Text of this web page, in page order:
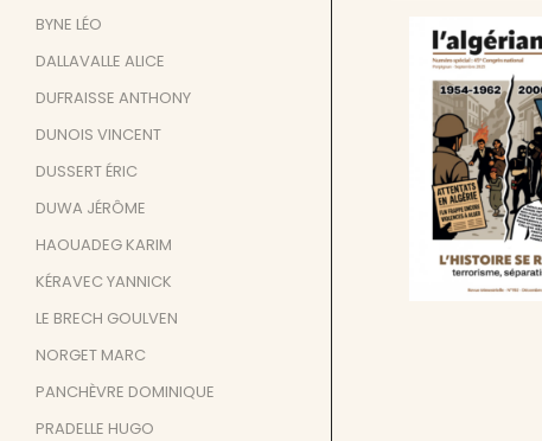
BYNE LÉO
DALLAVALLE ALICE
DUFRAISSE ANTHONY
DUNOIS VINCENT
DUSSERT ÉRIC
DUWA JÉRÔME
HAOUADEG KARIM
KÉRAVEC YANNICK
LE BRECH GOULVEN
NORGET MARC
PANCHÈVRE DOMINIQUE
PRADELLE HUGO